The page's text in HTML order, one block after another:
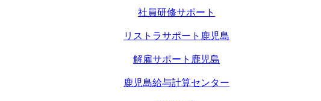
社員研修サポート
リストラサポート鹿児島
解雇サポート鹿児島
鹿児島給与計算センター